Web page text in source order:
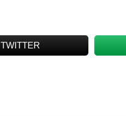
TWITTER